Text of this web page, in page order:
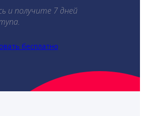
и получите 7 дней
бесплатно